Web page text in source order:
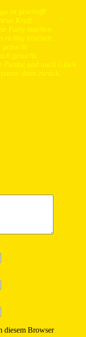
ist geschafft
Kraft.
Party machen
richtig krachen.
gesucht.
Punkte und auch Glück
dann zurück.
diesem Browser